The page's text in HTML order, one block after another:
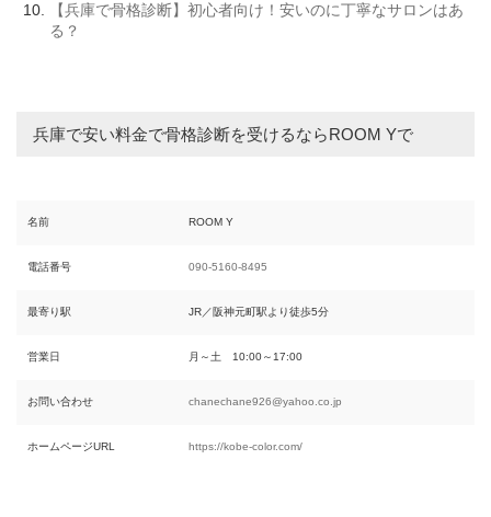
【兵庫で骨格診断】初心者向け！安いのに丁寧なサロンはあ
る？
兵庫で安い料金で骨格診断を受けるならROOM Yで
名前 ROOM Y
電話番号 090-5160-8495
最寄り駅 JR／阪神元町駅より徒歩5分
営業日 月～土 10:00～17:00
お問い合わせ chanechane926@yahoo.co.jp
ホームページURL https://kobe-color.com/